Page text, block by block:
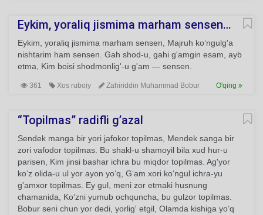
Eykim, yoraliq jismima marham sensen…
Eykim, yoraliq jismima marham sensen, Majruh ko‘ngulg'a
nishtarim ham sensen. Gah shod-u, gahi g'amgin esam, ayb
etma, Kim boisi shodmonlig'-u g'am — sensen.
361 Xos ruboiy Zahiriddin Muhammad Bobur O'qing
“Topilmas” radifli g’azal
Sendek manga bir yori jafokor topilmas, Mendek sanga bir
zori vafodor topilmas. Bu shakl-u shamoyil bila xud hur-u
parisen, Kim jinsi bashar ichra bu miqdor topilmas. Ag'yor
ko‘z olida-u ul yor ayon yo‘q, G‘am xori ko‘ngul ichra-yu
g'amxor topilmas. Ey gul, meni zor etmaki husnung
chamanida, Ko‘zni yumub ochquncha, bu gulzor topilmas.
Bobur seni chun yor dedi, yorlig' etgil, Olamda kishiga yo‘q